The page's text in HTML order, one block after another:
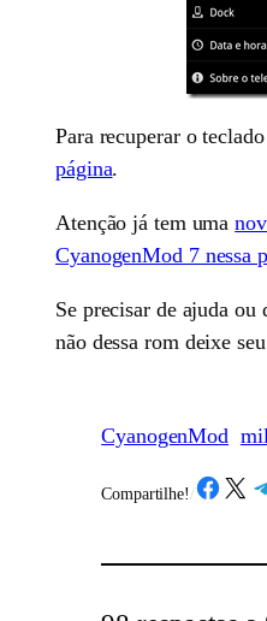
Para recuperar o
página.
Atenção já tem uma
CyanogenMod 7 nessa
Se precisar de ajuda
não dessa rom deixe
CyanogenMod
Compartilhe! /Share on Facebook
Share on X